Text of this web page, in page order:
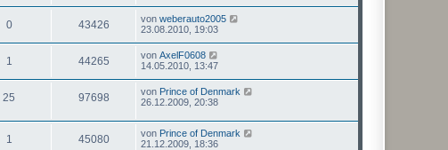
0 43426 von weberauto2005
23.08.2010, 19:03
1 44265 von AxelF0608
14.05.2010, 13:47
25 97698 von Prince of Denmark
26.12.2009, 20:38
1 45080 von Prince of Denmark
21.12.2009, 18:36